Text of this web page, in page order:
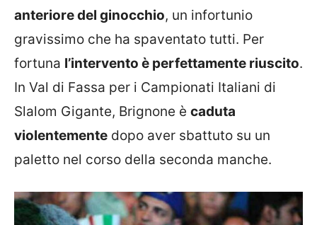
anteriore del ginocchio, un infortunio
gravissimo che ha spaventato tutti. Per
fortuna l’intervento è perfettamente riuscito.
In Val di Fassa per i Campionati Italiani di
Slalom Gigante, Brignone è caduta
violentemente dopo aver sbattuto su un
paletto nel corso della seconda manche.